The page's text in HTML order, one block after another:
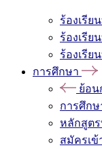
ร้องเรีย
ร้องเรีย
ร้องเรีย
การศึกษา
ย้อน
การศึกษ
หลักสูต
สมัครเข้